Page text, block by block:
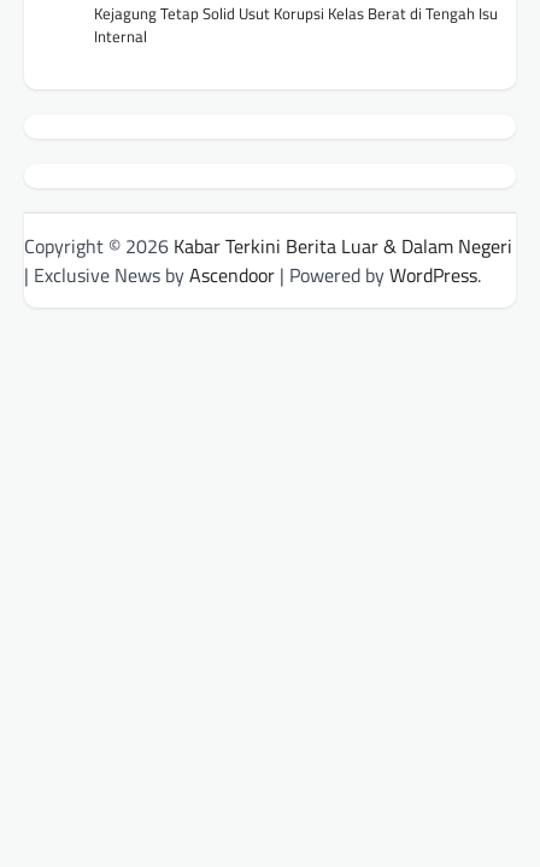
Kejagung Tetap Solid Usut Korupsi Kelas Berat di Tengah Isu
Internal
Copyright © 2026 Kabar Terkini Berita Luar & Dalam Negeri
| Exclusive News byAscendoor | Powered byWordPress.